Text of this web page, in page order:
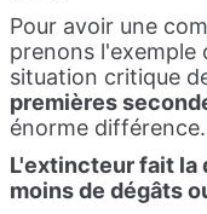
Pour avoir une
prenons l'exemple
situation critique
premières
énorme différence.
L'extincteur fait la
moins de dégâts